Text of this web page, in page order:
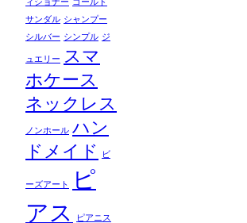
サンダル シャンプー
シルバー シンプル ジ
ュエリー スマ
ホケース
ネックレス
ノンホール ハン
ドメイド
ビ
ーズアート
ピ
アス
ピアニス